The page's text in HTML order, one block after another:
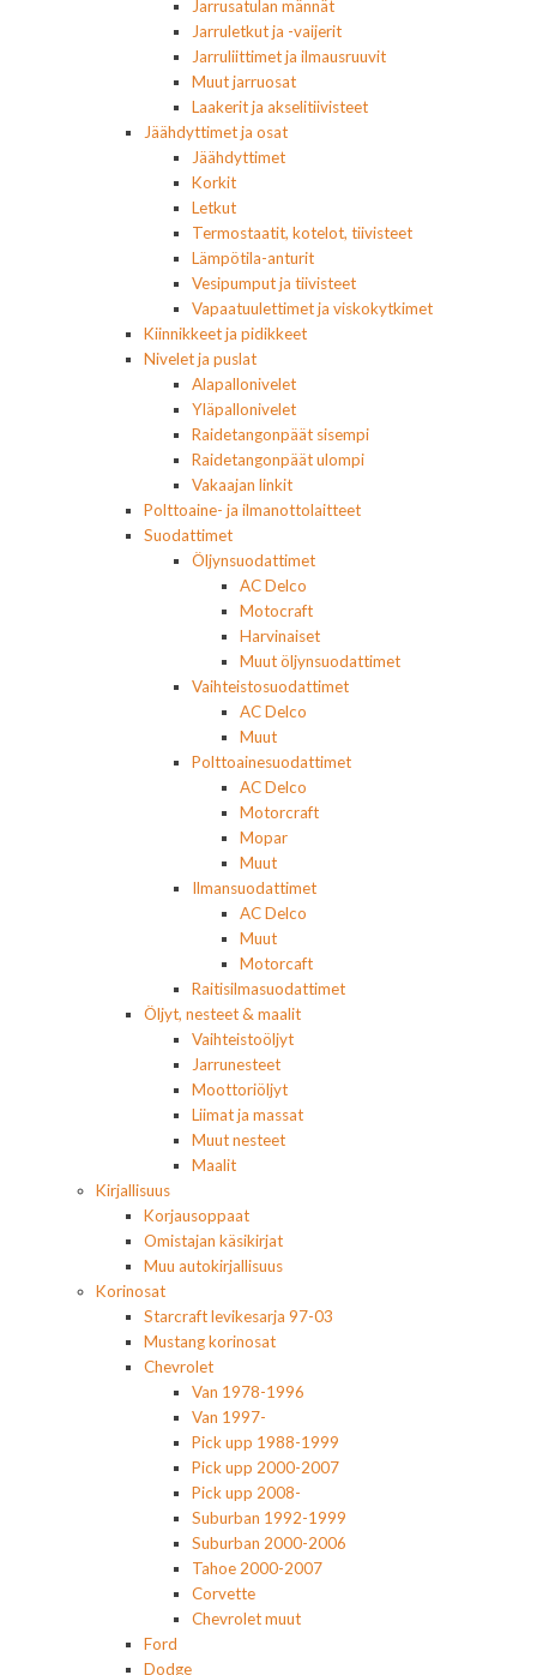
Jarrusatulan männät
Jarruletkut ja -vaijerit
Jarruliittimet ja ilmausruuvit
Muut jarruosat
Laakerit ja akselitiivisteet
Jäähdyttimet ja osat
Jäähdyttimet
Korkit
Letkut
Termostaatit, kotelot, tiivisteet
Lämpötila-anturit
Vesipumput ja tiivisteet
Vapaatuulettimet ja viskokytkimet
Kiinnikkeet ja pidikkeet
Nivelet ja puslat
Alapallonivelet
Yläpallonivelet
Raidetangonpäät sisempi
Raidetangonpäät ulompi
Vakaajan linkit
Polttoaine- ja ilmanottolaitteet
Suodattimet
Öljynsuodattimet
AC Delco
Motocraft
Harvinaiset
Muut öljynsuodattimet
Vaihteistosuodattimet
AC Delco
Muut
Polttoainesuodattimet
AC Delco
Motorcraft
Mopar
Muut
Ilmansuodattimet
AC Delco
Muut
Motorcaft
Raitisilmasuodattimet
Öljyt, nesteet & maalit
Vaihteistoöljyt
Jarrunesteet
Moottoriöljyt
Liimat ja massat
Muut nesteet
Maalit
Kirjallisuus
Korjausoppaat
Omistajan käsikirjat
Muu autokirjallisuus
Korinosat
Starcraft levikesarja 97-03
Mustang korinosat
Chevrolet
Van 1978-1996
Van 1997-
Pick upp 1988-1999
Pick upp 2000-2007
Pick upp 2008-
Suburban 1992-1999
Suburban 2000-2006
Tahoe 2000-2007
Corvette
Chevrolet muut
Ford
Dodge